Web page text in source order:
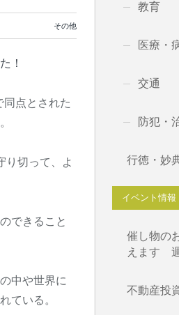
その他
！
点とされた
り切って、よ
できること
中や世界に
ている。
教育
医療・
交通
防犯・
行徳・妙
イベント情報
催し物の
えます
不動産投